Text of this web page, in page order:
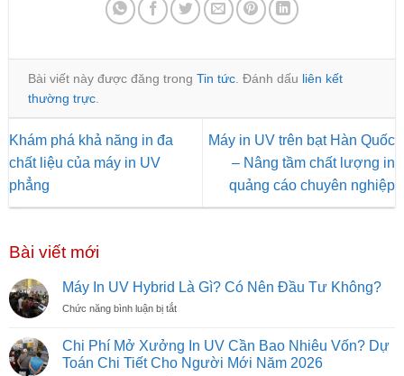
Bài viết này được đăng trong Tin tức . Đánh dấu liên kết
thường trực
Khám phá khả năng in đa
chất liệu của máy in UV
phẳng
Máy in UV trên bạt Hàn Quốc
– Nâng tầm chất lượng in
quảng cáo chuyên nghiệp
Bài viết mới
Máy In UV Hybrid Là Gì? Có Nên Đầu Tư Không?
Chức năng bình luận bị tắtở
UV
Hybrid
Chi Phí Mở Xưởng In UV Cần Bao Nhiêu Vốn? Dự
Toán Chi Tiết Cho Người Mới Năm 2026